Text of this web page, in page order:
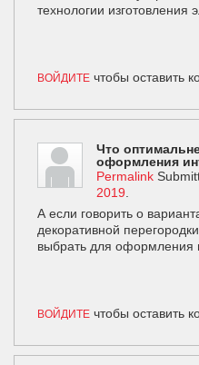
технологии изготовления
ВОЙДИТЕ чтобы оставить
Что
оформления
Permalink
2019
А если говорить о
декоративной
выбрать для оформления
ВОЙДИТЕ чтобы оставить